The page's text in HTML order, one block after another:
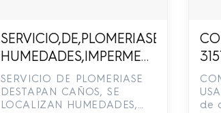
5361-8768,/,55-1267-9890
SERVICIO DE PLOMERIASE
DESTAPAN CAÑOS, SE
LOCALIZAN HUMEDADES,
de